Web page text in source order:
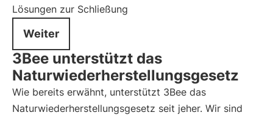
Lösungen zur Schließung
Weiter
3Bee unterstützt das
Naturwiederherstellungsgesetz
Wie bereits erwähnt, unterstützt 3Bee das
Naturwiederherstellungsgesetz seit jeher. Wir sind